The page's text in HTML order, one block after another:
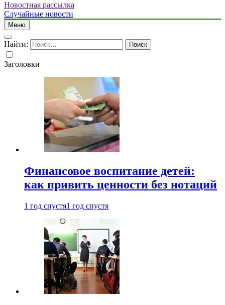
Новостная рассылка
Случайные новости
Меню
Найти:
Заголовки
Финансовое воспитание детей:
как привить ценности без нотаций
1 год спустя1 год спустя